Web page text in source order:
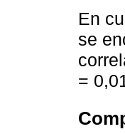
En
se
=